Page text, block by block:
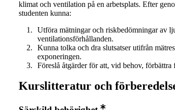
klimat och ventilation på en arbetsplats. Efter
studenten kunna:
Utföra mätningar och riskbedömningar av
ventilationsförhållanden.
Kunna tolka och dra slutsatser utifrån
exponeringen.
Föreslå åtgärder för att, vid behov, förbättra
Kurslitteratur och